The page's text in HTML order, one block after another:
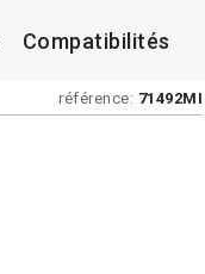
Compatibilités
référence: 71492MI